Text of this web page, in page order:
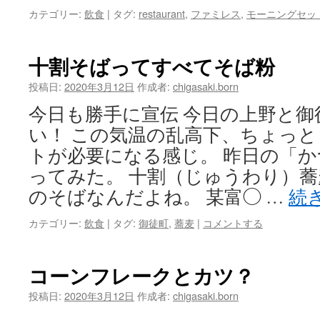
カテゴリー: 飲食 | タグ: restaurant, ファミレス, モーニングセッ
十割そばってすべてそば粉
投稿日: 2020年3月12日 作成者: chigasaki.born
今日も勝手に宣伝 今日の上野と
い！ この気温の乱高下、ちょっ
トが必要になる感じ。 昨日の「
ってみた。 十割（じゅうわり）
のそばなんだよね。 某富◯ … 続
カテゴリー: 飲食 | タグ: 御徒町, 蕎麦 | コメントする
コーンフレークとカツ？
投稿日: 2020年3月12日 作成者: chigasaki.born